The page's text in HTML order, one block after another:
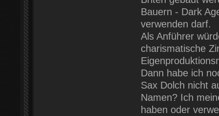
Bauern - Dark
verwenden darf.
Als Anführer
charismatische
Dann habe ich
Sax Dolch nicht
Namen? Ich
haben oder